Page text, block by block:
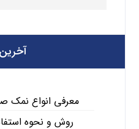
آخرین
معرفی انواع نمک
روش و نحوه